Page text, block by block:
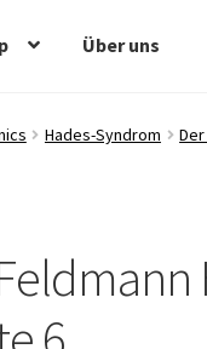
Über uns
Hades-Syndrom